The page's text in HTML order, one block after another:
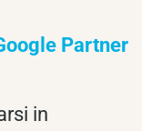
Partner
in